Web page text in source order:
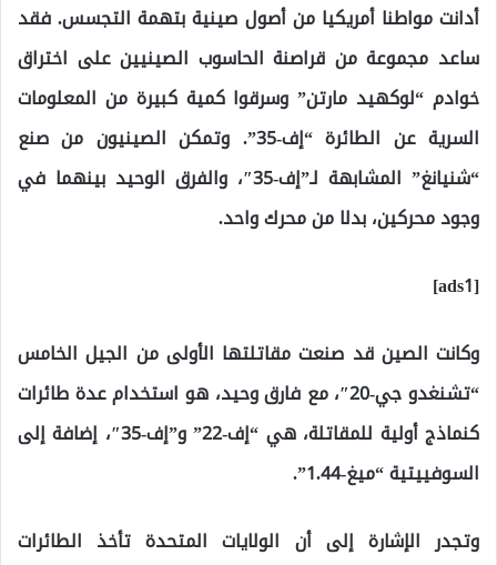
أدانت مواطنا أمريكيا من أصول صينية بتهمة التجسس. فقد
ساعد مجموعة من قراصنة الحاسوب الصينيين على اختراق
خوادم “لوكهيد مارتن” وسرقوا كمية كبيرة من المعلومات
السرية عن الطائرة “إف-35”. وتمكن الصينيون من صنع
“شنيانغ” المشابهة لـ”إف-35″، والفرق الوحيد بينهما في
وجود محركين، بدلا من محرك واحد.
[ads1]
وكانت الصين قد صنعت مقاتلتها الأولى من الجيل الخامس
“تشنغدو جي-20″، مع فارق وحيد، هو استخدام عدة طائرات
كنماذج أولية للمقاتلة، هي “إف-22” و”إف-35″، إضافة إلى
السوفييتية “ميغ-1.44”.
وتجدر الإشارة إلى أن الولايات المتحدة تأخذ الطائرات